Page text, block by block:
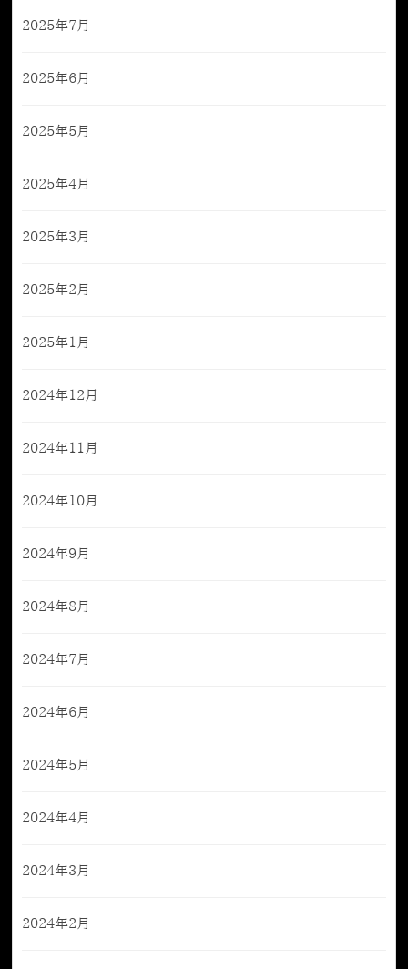
2025年7月
2025年6月
2025年5月
2025年4月
2025年3月
2025年2月
2025年1月
2024年12月
2024年11月
2024年10月
2024年9月
2024年8月
2024年7月
2024年6月
2024年5月
2024年4月
2024年3月
2024年2月